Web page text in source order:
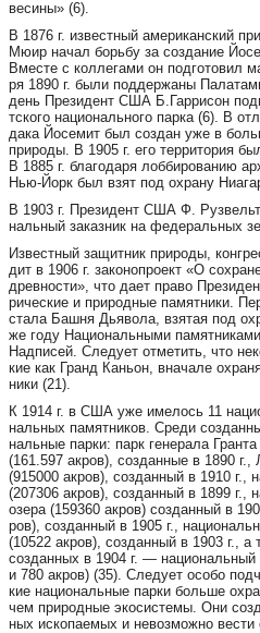
ве­си­ны» (6).
В 1876 г. из­ве­ст­ный аме­ри­ка­нс­кий
Мю­ир на­чал борь­бу за соз­да­ние
Вмес­те с кол­ле­га­ми он под­го­то­вил
ря 1890 г. бы­ли под­дер­жа­ны
день Пре­зи­дент США Б.Гар­ри­сон
тс­ко­го на­ци­о­наль­но­го пар­ка (6). В
да­ка Йо­се­мит был соз­дан уже в
при­ро­ды. В 1905 г. его тер­ри­то­рия
В 1885 г. бла­го­да­ря лоб­би­ро­ва­нию
Нью-Йорк был взят под ох­ра­ну
В 1903 г. Пре­зи­дент США Ф.
наль­ный за­каз­ник на фе­де­раль­ных
Из­ве­ст­ный за­щит­ник при­ро­ды,
дит в 1906 г. за­ко­ноп­ро­ект «О
древ­нос­ти», что да­ет пра­во
ри­чес­кие и при­род­ные па­мят­ни­ки.
ста­ла Баш­ня Дь­я­во­ла, взя­тая под
же го­ду На­ци­о­наль­ны­ми
Над­пи­сей. Сле­ду­ет от­ме­тить, что
кие как Гранд Кань­он, вна­ча­ле
ни­ки (21).
К 1914 г. в США уже име­лось 11
наль­ных па­мят­ни­ков. Сре­ди
наль­ные пар­ки: парк ге­не­ра­ла
(161.597 ак­ров), соз­дан­ные в 1890
(915000 ак­ров), соз­дан­ный в 1910 г.,
(207306 ак­ров), соз­дан­ный в 1899 г.,
озе­ра (159360 ак­ров) соз­дан­ный в
ров), соз­дан­ный в 1905 г.,
(10522 ак­ров), соз­дан­ный в 1903 г.,
соз­дан­ных в 1904 г. —
и 780 ак­ров) (35). Сле­ду­ет осо­бо
кие на­ци­о­наль­ные пар­ки боль­ше
чем при­род­ные эко­сис­те­мы. Они
ных ис­ко­па­е­мых и не­воз­мож­но вес­ти